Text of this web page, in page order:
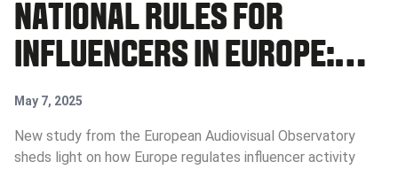
NATIONAL RULES FOR
INFLUENCERS IN EUROPE:
FIRST COMPREHENSIVE
REPORT PUBLISHED
May 7, 2025
New study from the European Audiovisual Observatory
sheds light on how Europe regulates influencer activity